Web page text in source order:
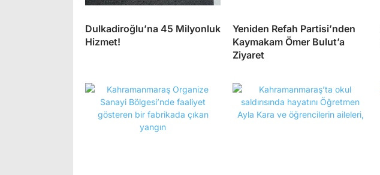
Dulkadiroğlu’na 45 Milyonluk
Hizmet!
Yeniden Refah Partisi’nden
Kaymakam Ömer Bulut’a
Ziyaret